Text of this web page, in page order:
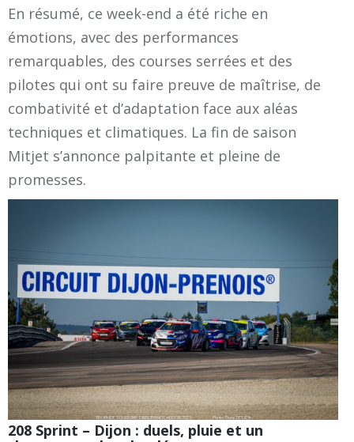
En résumé, ce week-end a été riche en
émotions, avec des performances
remarquables, des courses serrées et des
pilotes qui ont su faire preuve de maîtrise, de
combativité et d’adaptation face aux aléas
techniques et climatiques. La fin de saison
Mitjet s’annonce palpitante et pleine de
promesses.
208 Sprint – Dijon : duels, pluie et un